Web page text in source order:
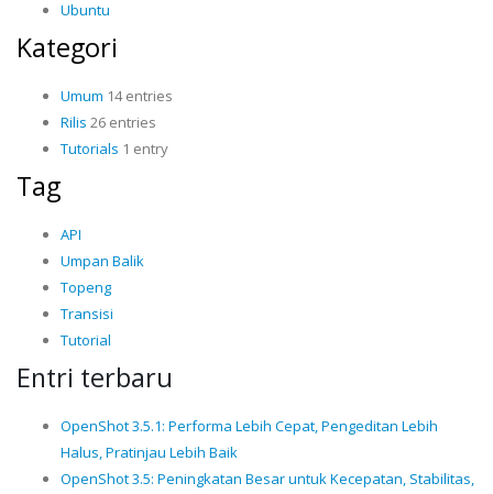
Ubuntu
Kategori
Umum 14 entries
Rilis 26 entries
Tutorials 1 entry
Tag
API
Umpan Balik
Topeng
Transisi
Tutorial
Entri terbaru
OpenShot 3.5.1: Performa Lebih Cepat, Pengeditan Lebih
Halus, Pratinjau Lebih Baik
OpenShot 3.5: Peningkatan Besar untuk Kecepatan, Stabilitas,